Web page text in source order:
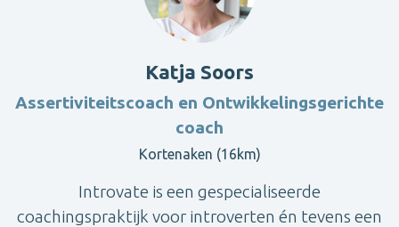
Katja Soors
Assertiviteitscoach en Ontwikkelingsgerichte
coach
Kortenaken (16km)
Introvate is een gespecialiseerde
coachingspraktijk voor introverten én tevens een